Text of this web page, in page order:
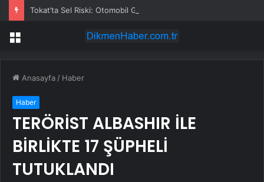
Tokat’ta Sel Riski: Otomobil Güvenli Alana Çekildi
Menü
Anasayfa / Haber
Haber
TERÖRİST ALBASHIR İLE
BİRLİKTE 17 ŞÜPHELİ
TUTUKLANDI